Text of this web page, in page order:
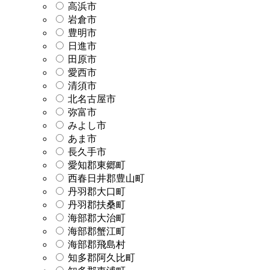
高浜市
岩倉市
豊明市
日進市
田原市
愛西市
清須市
北名古屋市
弥富市
みよし市
あま市
長久手市
愛知郡東郷町
西春日井郡豊山町
丹羽郡大口町
丹羽郡扶桑町
海部郡大治町
海部郡蟹江町
海部郡飛島村
知多郡阿久比町